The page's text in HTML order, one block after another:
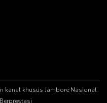
kanal khusus Jambore Nasional